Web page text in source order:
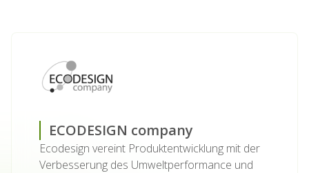
ECODESIGN company
Ecodesign vereint Produktentwicklung mit der
Verbesserung des Umweltperformance und